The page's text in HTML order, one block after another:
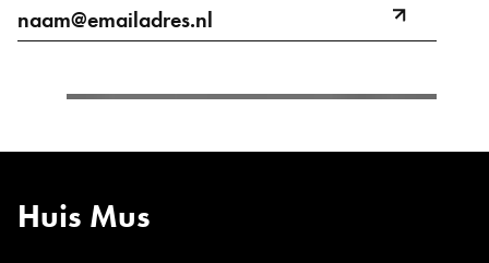
mailadres
naam@emailadres.nl
meld
aan
Huis Mus